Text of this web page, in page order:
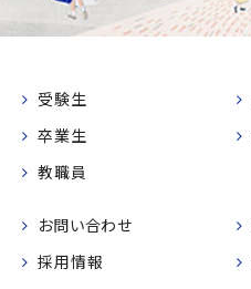
受験生
卒業生
教職員
お問い合わせ
採用情報